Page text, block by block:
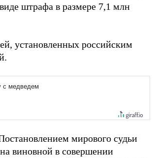
штрафа в размере 7,1 млн
установленных российским
мирового судьи
виновной в совершении